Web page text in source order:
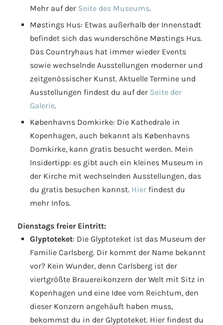
Mehr auf der Seite des Museums.
Møstings Hus: Etwas außerhalb der Innenstadt
befindet sich das wunderschöne Møstings Hus.
Das Countryhaus hat immer wieder Events
sowie wechselnde Ausstellungen moderner und
zeitgenössischer Kunst. Aktuelle Termine und
Ausstellungen findest du auf der Seite der
Galerie.
Københavns Domkirke: Die Kathedrale in
Kopenhagen, auch bekannt als Københavns
Domkirke, kann gratis besucht werden. Mein
Insidertipp: es gibt auch ein kleines Museum in
der Kirche mit wechselnden Ausstellungen, das
du gratis besuchen kannst. Hier findest du
mehr Infos.
Dienstags freier Eintritt:
Glyptoteket: Die Glyptoteket ist das Museum der
Familie Carlsberg. Dir kommt der Name bekannt
vor? Kein Wunder, denn Carlsberg ist der
viertgrößte Brauereikonzern der Welt mit Sitz in
Kopenhagen und eine Idee vom Reichtum, den
dieser Konzern angehäuft haben muss,
bekommst du in der Glyptoteket. Hier findest du